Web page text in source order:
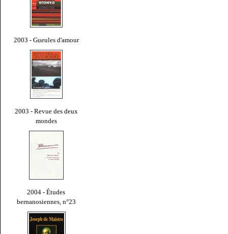
2003 - Gueules d'amour
2003 - Revue des deux
mondes
2004 - Études
bernanosiennes, n°23